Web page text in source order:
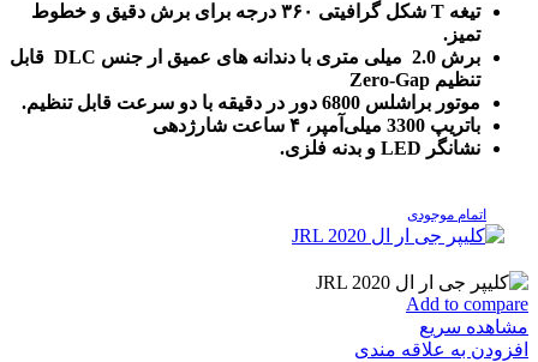
تیغه T شکل گرافیتی ۳۶۰ درجه برای برش دقیق و خطوط
تمیز.
برش 2.0 میلی متری با دندانه های عمیق ار جنس DLC قابل
تنظیم Zero-Gap
موتور براشلس 6800 دور در دقیقه با دو سرعت قابل تنظیم.
باتریپ 3300 میلی‌آمپر، ۴ ساعت شارژدهی
نشانگر LED و بدنه فلزی.
اتمام موجودی
Add to compare
مشاهده سریع
افزودن به علاقه مندی